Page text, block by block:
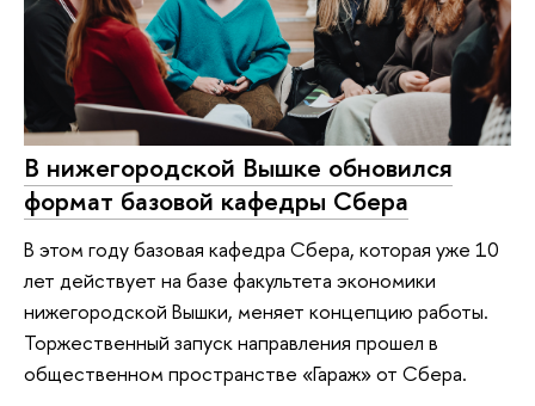
В нижегородской Вышке обновился
формат базовой кафедры Сбера
В этом году базовая кафедра Сбера, которая уже 10
лет действует на базе факультета экономики
нижегородской Вышки, меняет концепцию работы.
Торжественный запуск направления прошел в
общественном пространстве «Гараж» от Сбера.